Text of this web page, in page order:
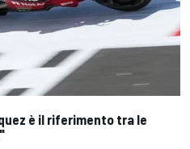
è il riferimento tra le